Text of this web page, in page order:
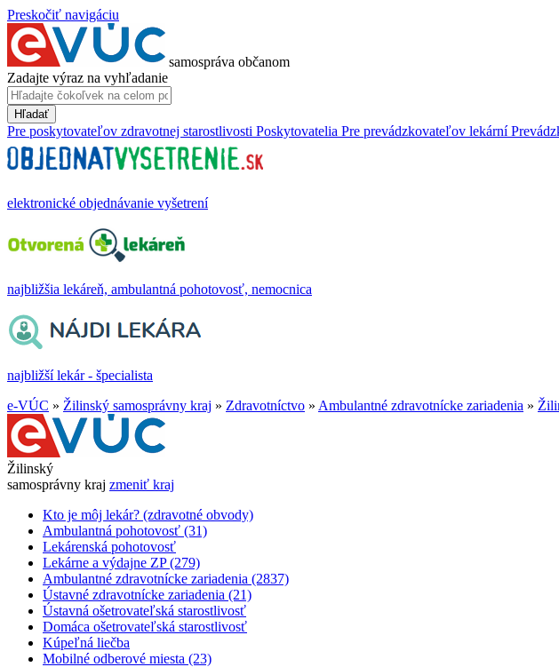
Preskočiť navigáciu
samospráva občanom
Zadajte výraz na vyhľadanie
Hľadať
Pre poskytovateľov zdravotnej starostlivosti Poskytovatelia Pre prevádzkovateľov lekární
elektronické objednávanie vyšetrení
najbližšia lekáreň, ambulantná pohotovosť, nemocnica
najbližší lekár - špecialista
e-VÚC » Žilinský samosprávny kraj » Zdravotníctvo » Ambulantné zdravotnícke zariadenia »
Žilinský
samosprávny kraj zmeniť kraj
Kto je môj lekár? (zdravotné obvody)
Ambulantná pohotovosť (31)
Lekárenská pohotovosť
Lekárne a výdajne ZP (279)
Ambulantné zdravotnícke zariadenia (2837)
Ústavné zdravotnícke zariadenia (21)
Ústavná ošetrovateľská starostlivosť
Domáca ošetrovateľská starostlivosť
Kúpeľná liečba
Mobilné odberové miesta (23)